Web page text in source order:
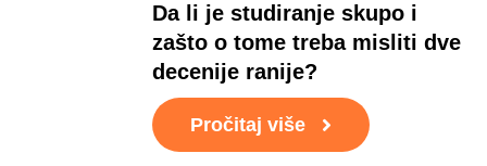
Da li je studiranje skupo i
zašto o tome treba misliti dve
decenije ranije?
Pročitaj više